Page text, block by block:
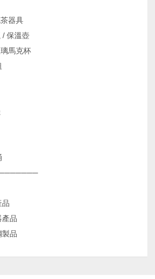
器具
/ 保溫壺
馬克杯
品
產品
製品